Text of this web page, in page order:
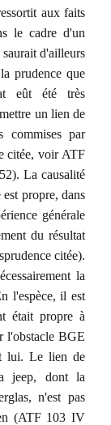
aux faits
le cadre d'un
d'ailleurs
prudence que
eût été très
un lien de
commises par
citée, voir ATF
La causalité
propre, dans
générale
du résultat
citée).
la
l'espèce, il est
était propre à
l'obstacle BGE
lui. Le lien de
jeep, dont la
n'est pas
(ATF 103 IV